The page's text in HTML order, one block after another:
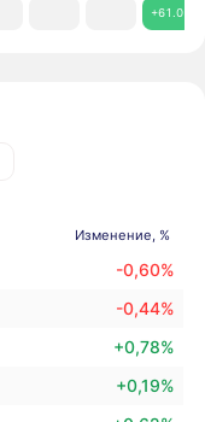
+61.0
Изменение, %
-0,60%
-0,44%
+0,78%
+0,19%